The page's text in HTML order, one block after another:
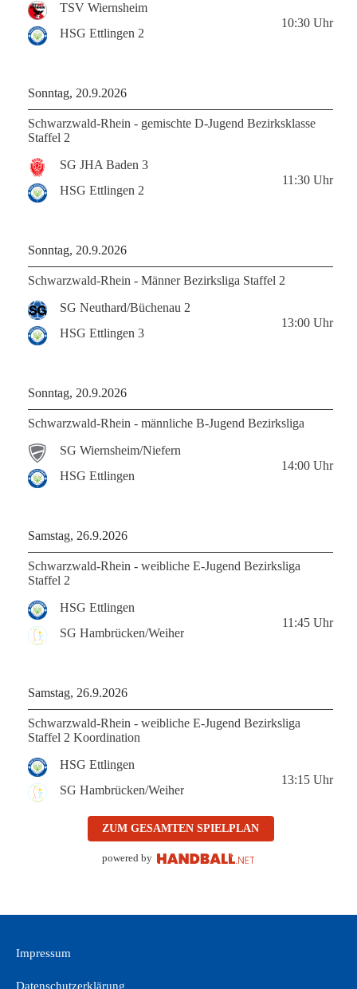
TSV Wiernsheim
HSG Ettlingen 2
10:30 Uhr
Sonntag, 20.9.2026
Schwarzwald-Rhein - gemischte D-Jugend Bezirksklasse
Staffel 2
SG JHA Baden 3
HSG Ettlingen 2
11:30 Uhr
Sonntag, 20.9.2026
Schwarzwald-Rhein - Männer Bezirksliga Staffel 2
SG Neuthard/Büchenau 2
HSG Ettlingen 3
13:00 Uhr
Sonntag, 20.9.2026
Schwarzwald-Rhein - männliche B-Jugend Bezirksliga
SG Wiernsheim/Niefern
HSG Ettlingen
14:00 Uhr
Samstag, 26.9.2026
Schwarzwald-Rhein - weibliche E-Jugend Bezirksliga
Staffel 2
HSG Ettlingen
SG Hambrücken/Weiher
11:45 Uhr
Samstag, 26.9.2026
Schwarzwald-Rhein - weibliche E-Jugend Bezirksliga
Staffel 2 Koordination
HSG Ettlingen
SG Hambrücken/Weiher
13:15 Uhr
ZUM GESAMTEN SPIELPLAN
powered by
Impressum
Datenschutzerklärung